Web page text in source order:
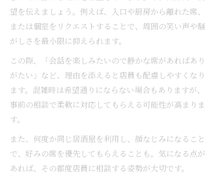
望を伝えましょう。例えば、入口や厨房から離れた席、
または個室をリクエストすることで、周囲の笑い声や騒
がしさを最小限に抑えられます。
この際、「会話を楽しみたいので静かな席があればあり
がたい」など、理由を添えると店員も配慮しやすくなり
ます。混雑時は希望通りにならない場合もありますが、
事前の相談で柔軟に対応してもらえる可能性が高まりま
す。
また、何度か同じ居酒屋を利用し、顔なじみになること
で、好みの席を優先してもらえることも。気になる点が
あれば、その都度店員に相談する姿勢が大切です。